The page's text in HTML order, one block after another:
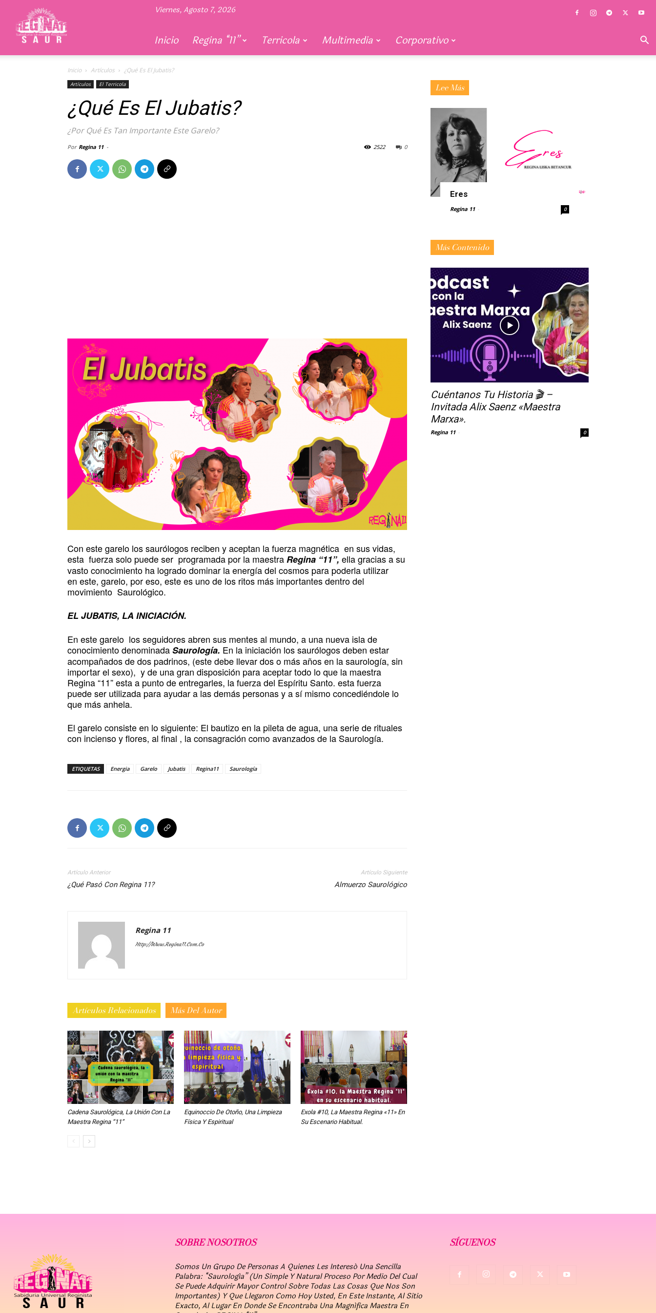
Viernes, Agosto 7, 2026
Inicio Regina “11” Terricola Multimedia Corporativo
Inicio Artículos ¿Qué Es El Jubatis?
Artículos El Terricola
¿Qué Es El Jubatis?
¿Por Qué Es Tan Importante Este Garelo?
Por Regina 11 - 0
2522
Con este garelo los saurólogos reciben y aceptan la fuerza magnética en sus vidas,
esta fuerza solo puede ser programada por la maestraRegina “11”, ella gracias a su
vasto conocimiento ha logrado dominar la energía del cosmos para poderla utilizar
en este, garelo, por eso, este es uno de los ritos más importantes dentro del
movimiento Saurológico.
EL JUBATIS, LA INICIACIÓN.
En este garelo los seguidores abren sus mentes al mundo, a una nueva isla de
conocimiento denominadaSaurología. En la iniciación los saurólogos deben estar
acompañados de dos padrinos, (este debe llevar dos o más años en la saurología, sin
importar el sexo), y de una gran disposición para aceptar todo lo que la maestra
Regina “11” esta a punto de entregarles, la fuerza del Espíritu Santo. esta fuerza
puede ser utilizada para ayudar a las demás personas y a sí mismo concediéndole lo
que más anhela.
El garelo consiste en lo siguiente: El bautizo en la pileta de agua, una serie de rituales
con incienso y flores, al final , la consagración como avanzados de la Saurología.
ETIQUETAS Energia Garelo Jubatis Regina11 Saurología
Artículo Anterior
¿Qué Pasó Con Regina 11?
Artículo Siguiente
Almuerzo Saurológico
Regina 11
Http://www.regina11.com.co
Artículos Relacionados Más Del Autor
Cadena Saurológica, La Unión Con La
Maestra Regina “11”
Equinoccio De Otoño, Una Limpieza
Física Y Espiritual
Exola #10, La Maestra Regina «11» En
Su Escenario Habitual.
Lee Más
Eres
Regina 11 0
Más Contenido
Cuéntanos Tu Historia 🎬 –
Invitada Alix Saenz «Maestra
Marxa».
Regina 11 0
SOBRE NOSOTROS
Somos Un Grupo De Personas A Quienes Les Interesó Una Sencilla
Palabra: “Saurología” (un Simple Y Natural Proceso Por Medio Del Cual
Se Puede Adquirir Mayor Control Sobre Todas Las Cosas Que Nos Son
Importantes) Y Que Llegaron Como Hoy Usted, En Este Instante, Al Sitio
Exacto, Al Lugar En Donde Se Encontraba Una Magnífica Maestra En
SÍGUENOS